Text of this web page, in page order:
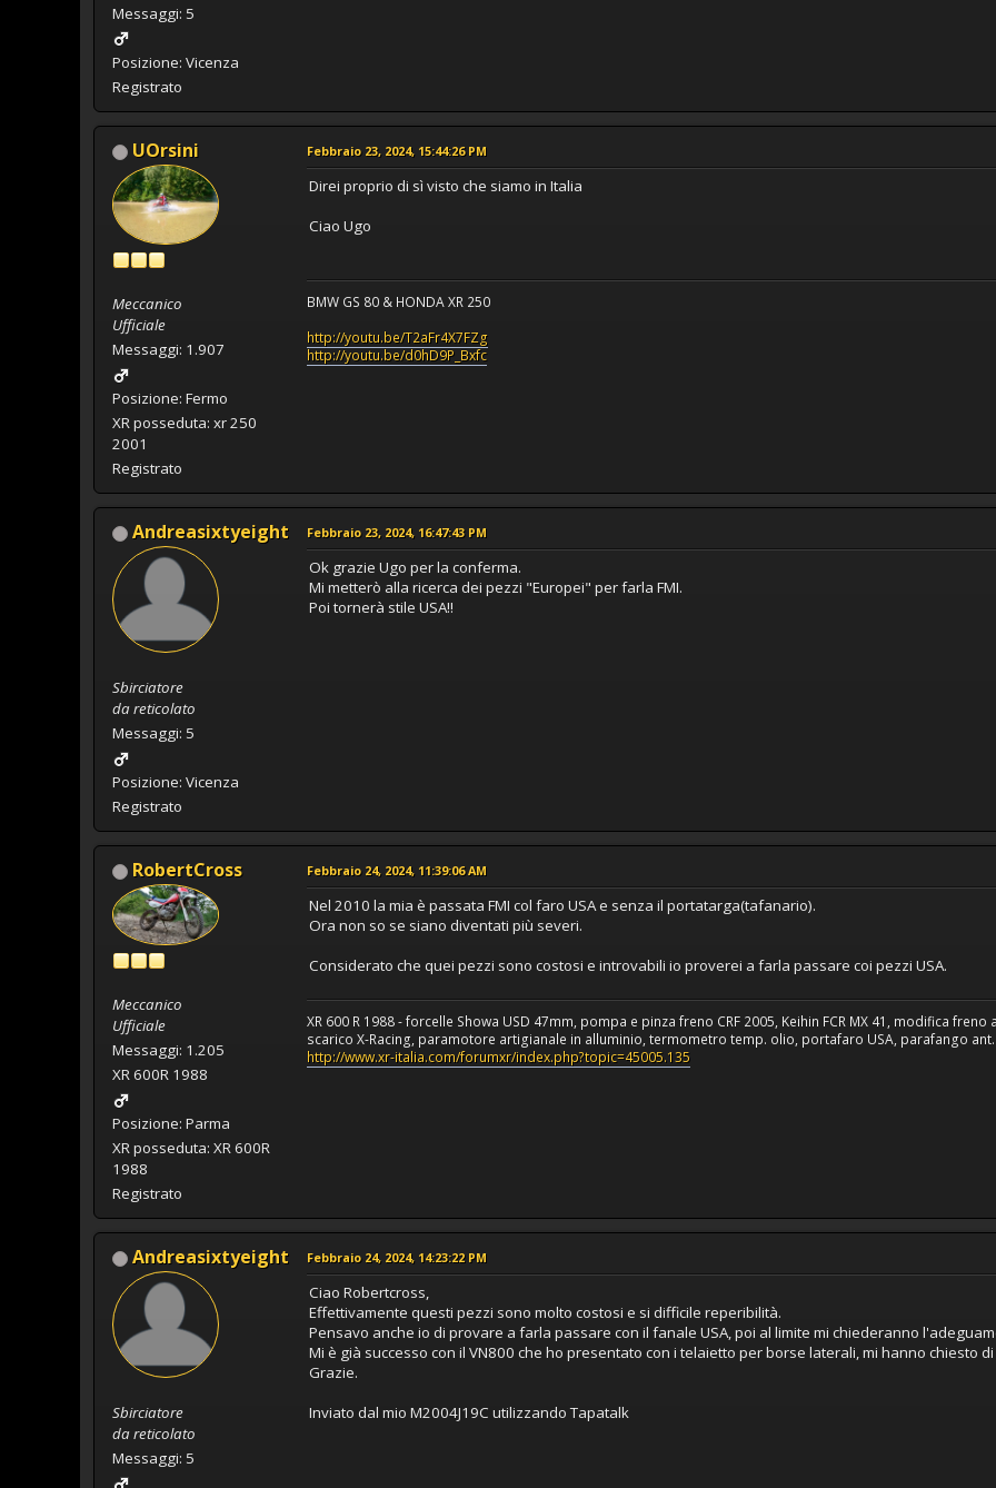
Messaggi: 5
Posizione: Vicenza
Registrato
UOrsini
Meccanico
Ufficiale
Messaggi: 1.907
Posizione: Fermo
XR posseduta: xr 250
2001
Registrato
Febbraio 23, 2024, 15:44:26 PM
Direi proprio di sì visto che siamo in Italia
Ciao Ugo
BMW GS 80 & HONDA XR 250
http://youtu.be/T2aFr4X7FZg
http://youtu.be/d0hD9P_Bxfc
Andreasixtyeight
Sbirciatore
da reticolato
Messaggi: 5
Posizione: Vicenza
Registrato
Febbraio 23, 2024, 16:47:43 PM
Ok grazie Ugo per la conferma.
Mi metterò alla ricerca dei pezzi "Europei" per farla FMI.
Poi tornerà stile USA!!
RobertCross
Meccanico
Ufficiale
Messaggi: 1.205
XR 600R 1988
Posizione: Parma
XR posseduta: XR 600R
1988
Registrato
Febbraio 24, 2024, 11:39:06 AM
Nel 2010 la mia è passata FMI col faro USA e senza il portatarga(tafanario).
Ora non so se siano diventati più severi.
Considerato che quei pezzi sono costosi e introvabili io proverei a farla passare coi pezzi USA.
XR 600 R 1988 - forcelle Showa USD 47mm, pompa e pinza freno CRF 2005, Keihin FCR MX 41, modifica
scarico X-Racing, paramotore artigianale in alluminio, termometro temp. olio, portafaro USA, parafango
http://www.xr-italia.com/forumxr/index.php?topic=45005.135
Andreasixtyeight
Sbirciatore
da reticolato
Messaggi: 5
Febbraio 24, 2024, 14:23:22 PM
Ciao Robertcross,
Effettivamente questi pezzi sono molto costosi e si difficile reperibilità.
Pensavo anche io di provare a farla passare con il fanale USA, poi al limite mi chiederanno
Mi è già successo con il VN800 che ho presentato con i telaietto per borse laterali, mi hanno chiesto
Grazie.
Inviato dal mio M2004J19C utilizzando Tapatalk